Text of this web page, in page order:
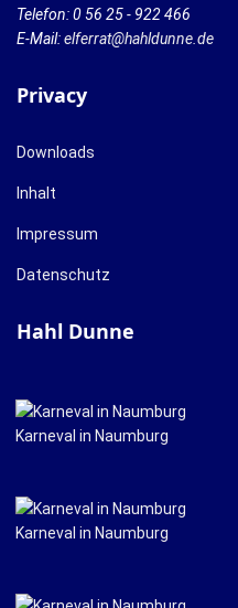
Telefon: 0 56 25 - 922 466
E-Mail:elferrat@hahldunne.de
Privacy
Downloads
Inhalt
Impressum
Datenschutz
Hahl Dunne
Karneval in Naumburg
Karneval in Naumburg